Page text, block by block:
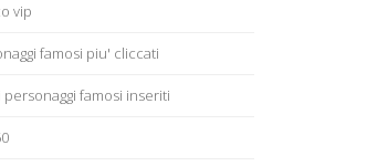
vip
famosi piu' cliccati
personaggi famosi inseriti